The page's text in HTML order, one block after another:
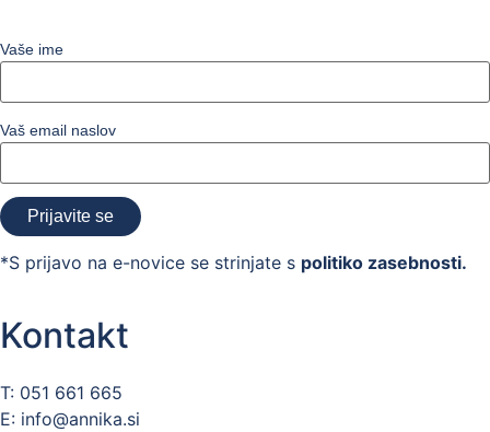
Vaše ime
Vaš email naslov
*S prijavo na e-novice se strinjate s politiko zasebnosti.
Kontakt
T: 051 661 665
E: info@annika.si